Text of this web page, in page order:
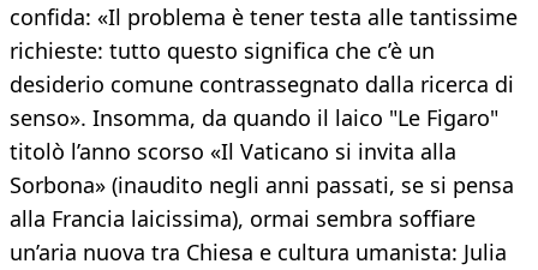
confida: «Il problema è tener testa alle tantissime
richieste: tutto questo significa che c’è un
desiderio comune contrassegnato dalla ricerca di
senso». Insomma, da quando il laico "Le Figaro"
titolò l’anno scorso «Il Vaticano si invita alla
Sorbona» (inaudito negli anni passati, se si pensa
alla Francia laicissima), ormai sembra soffiare
un’aria nuova tra Chiesa e cultura umanista: Julia